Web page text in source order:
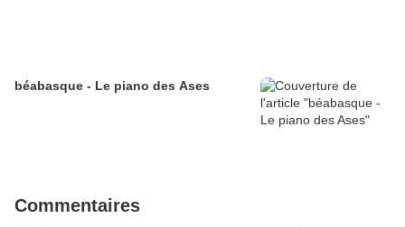
béabasque - Le piano des Ases
Commentaires